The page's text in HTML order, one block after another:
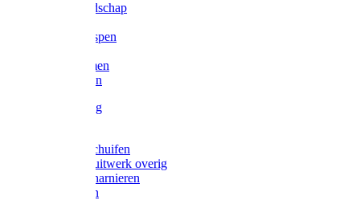
Meetgereedschap
Vijlen / Raspen
Lijmklemmen
Waterpassen
Bouwbeslag
Grendels/schuifen
Hang en sluitwerk overig
Hengen/scharnieren
Scharnieren